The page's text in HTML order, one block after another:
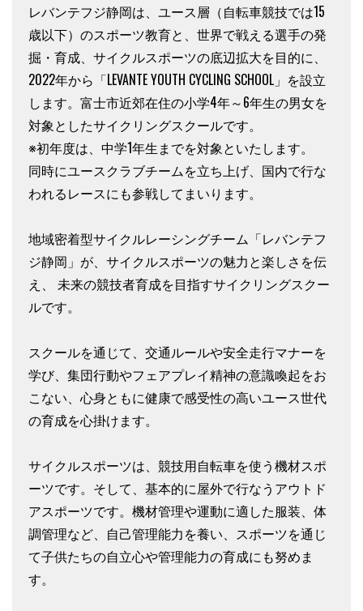
レバンテフジ静岡は、ユース層（自転車競技では15
歳以下）のスポーツ教育と、世界で戦える選手の発
掘・育成、サイクルスポーツの底辺拡大を目的に、
2022年から「LEVANTE YOUTH CYCLING SCHOOL」を設立
します。富士市近郊在住の小学4年～6年生の男女を
対象としたサイクリングスクールです。
※初年度は、中学1年生までを対象といたします。
同時にユースクラブチームを立ち上げ、国内で行な
われるレースにも参戦してまいります。
地域密着型サイクルレーシングチーム「レバンテフ
ジ静岡」が、サイクルスポーツの魅力と楽しさを伝
え、 未来の競技者育成を目指すサイクリングスクー
ルです。
スクールを通じて、交通ルールや安全走行マナーを
学び、集団行動やフェアプレイ精神の意識喚起をお
こない、心身ともに健康で感受性の高いユース世代
の育成を心掛けます。
サイクルスポーツは、競技用自転車を使う機材スポ
ーツです。そして、基本的に屋外で行なうアウトド
アスポーツです。機材管理や運動に適した服装、体
調管理など、自己管理能力を養い、スポーツを通じ
て子供たちの自立心や管理能力の育成にも努めま
す。